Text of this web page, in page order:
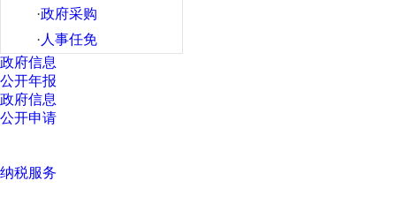
·政府采购
· 人事任免
政府信息
公开年报
政府信息
公开申请
纳税服务